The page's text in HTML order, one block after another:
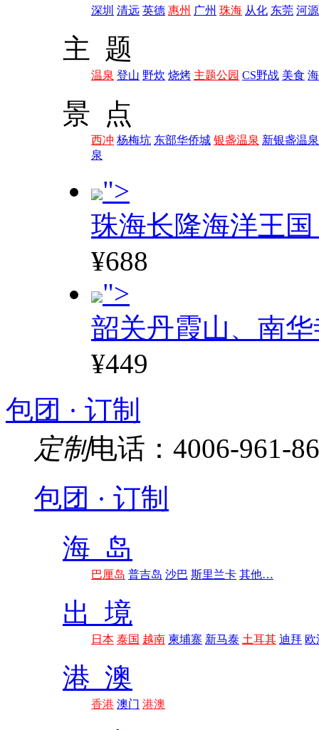
深圳 清远 英德 惠州 广州 珠海 从化 东莞 河源
主 题
温泉 登山 野炊 烧烤 主题公园 CS野战 美食
景 点
西冲 杨梅坑 东部华侨城 银盏温泉 新银盏温泉
泉
">
珠海长隆海洋王
¥688
">
韶关丹霞山、南
¥449
包团 · 订制
定制电话：4006-961-
包团 · 订制
海 岛
巴厘岛 普吉岛 沙巴 斯里兰卡 其他…
出 境
日本 泰国 越南 柬埔寨 新马泰 土耳其 迪拜 欧
港 澳
香港 澳门 港澳